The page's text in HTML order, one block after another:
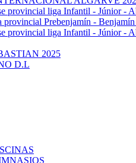
provincial liga Infantil - Júnior -
provincial Prebenjamín -
provincial liga Infantil - Júnior -
2025
D.L